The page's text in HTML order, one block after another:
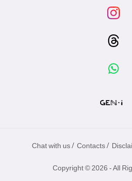
Chat with us / Contacts /
Copyright © 2026 - All